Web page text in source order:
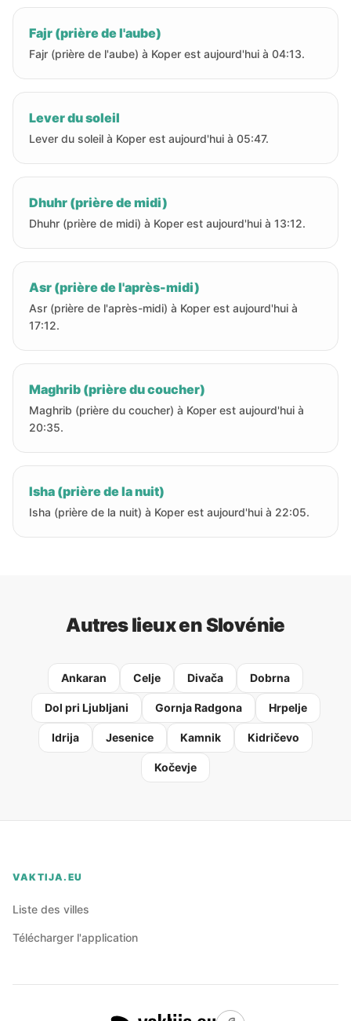
Fajr (prière de l'aube)
Fajr (prière de l'aube) à Koper est aujourd'hui à 04:13.
Lever du soleil
Lever du soleil à Koper est aujourd'hui à 05:47.
Dhuhr (prière de midi)
Dhuhr (prière de midi) à Koper est aujourd'hui à 13:12.
Asr (prière de l'après-midi)
Asr (prière de l'après-midi) à Koper est aujourd'hui à
17:12.
Maghrib (prière du coucher)
Maghrib (prière du coucher) à Koper est aujourd'hui à
20:35.
Isha (prière de la nuit)
Isha (prière de la nuit) à Koper est aujourd'hui à 22:05.
Autres lieux en Slovénie
Ankaran Celje Divača Dobrna
Dol pri Ljubljani Gornja Radgona Hrpelje
Idrija Jesenice Kamnik Kidričevo
Kočevje
VAKTIJA.EU
Liste des villes
Télécharger l'application